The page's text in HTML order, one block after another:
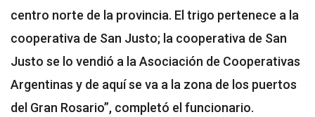
centro norte de la provincia. El trigo pertenece a la
cooperativa de San Justo; la cooperativa de San
Justo se lo vendió a la Asociación de Cooperativas
Argentinas y de aquí se va a la zona de los puertos
del Gran Rosario”, completó el funcionario.